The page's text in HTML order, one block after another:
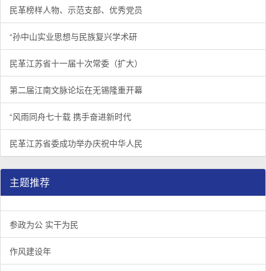
民革榜样人物、示范支部、优秀党员
“孙中山实业思想与民族复兴学术研
民革江苏省十一届十次常委（扩大）
第二届江南文脉论坛在无锡隆重开幕
“风雨同舟七十载 携手奋进新时代
民革江苏省委成功举办庆祝中华人民
主题推荐
参政为公 实干为民
作风建设年